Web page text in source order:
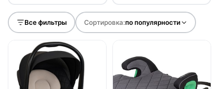
Все фильтры Сортировка:по популярности
● в наличии